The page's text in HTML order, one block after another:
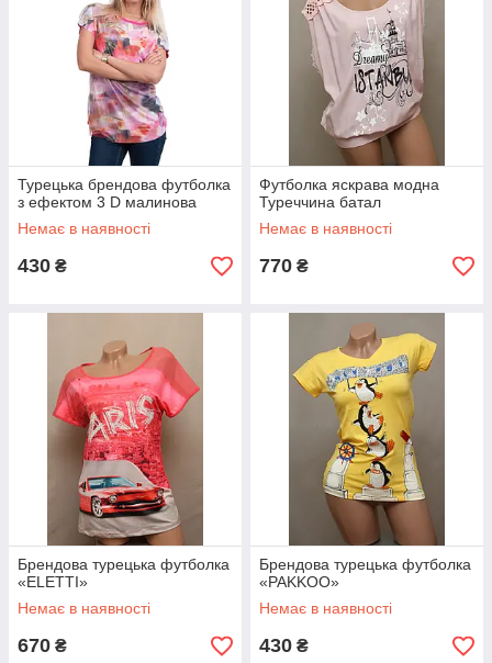
Турецька брендова футболка
з ефектом 3 D малинова
Немає в наявності
430 ₴
Футболка яскрава модна
Туреччина батал
Немає в наявності
770 ₴
Брендова турецька футболка
«ELETTI»
Немає в наявності
670 ₴
Брендова турецька футболка
«PAKKOO»
Немає в наявності
430 ₴